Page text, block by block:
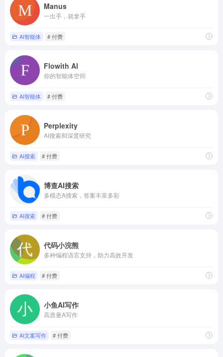
Manus
一出手，就拿手
AI智能体 # 付费
Flowith Al
你的智能体空间
AI智能体 # 付费
Perplexity
AI搜索和深度研究
AI搜索 # 付费
博查AI搜索
多模态A搜索，答案丰富多彩
AI搜索 # 付费
代码小浣熊
多种编程语言支持，助力高效开发
AI编程 # 付费
小鱼AI写作
高质量A写作
AI文案写作 # 付费